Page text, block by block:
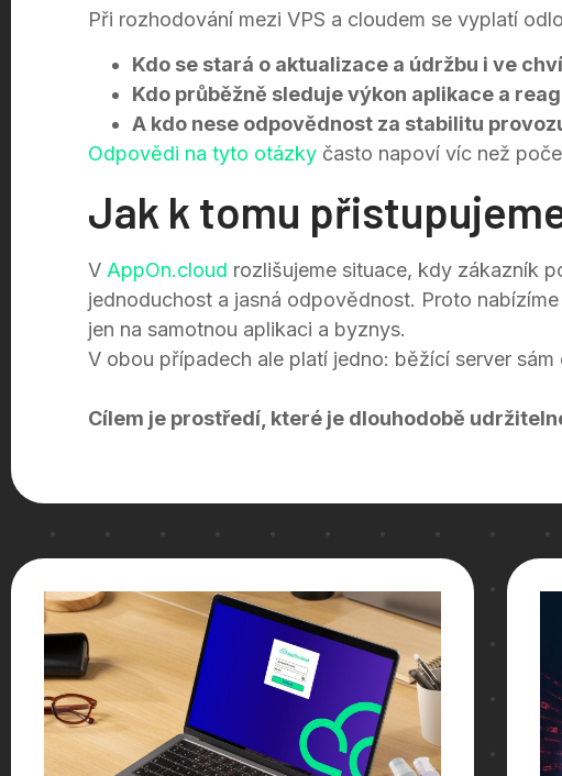
Při rozhodování mezi VPS a cloudem se vyplatí
Kdo se stará o aktualizace a údržbu i ve
Kdo průběžně sleduje výkon aplikace a
A kdo nese odpovědnost za stabilitu
Odpovědi na tyto otázky často napoví víc než
Jak k tomu
V AppOn.cloud rozlišujeme situace, kdy zákazník
jednoduchost a jasná odpovědnost. Proto
jen na samotnou aplikaci a byznys.
V obou případech ale platí jedno: běžící server sám
Cílem je prostředí, které je dlouhodobě